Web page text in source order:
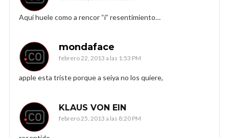
Aquí huele como a rencor “i” resentimiento…
mondaface
febrero 22, 2013 a las 1:53 PM
apple esta triste porque a seiya no los quiere,
KLAUS VON EIN
febrero 25, 2013 a las 8:20 PM